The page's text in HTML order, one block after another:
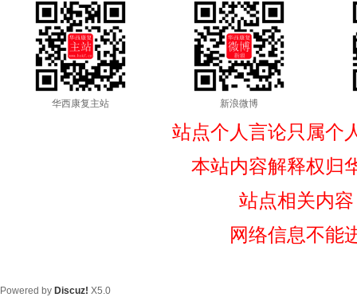
华西康复主站 新浪微博
站点个人言论只属个
本站内容解释权归
站点相关内
网络信息不能
Powered by Discuz! X5.0